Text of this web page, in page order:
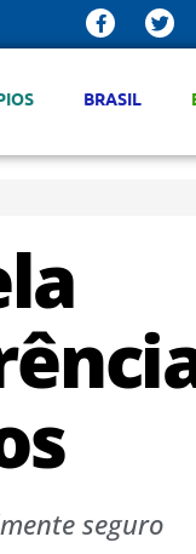
BRASIL
seguro